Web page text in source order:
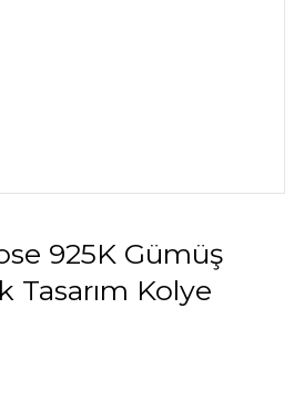
925K Gümüş
Tasarım Kolye